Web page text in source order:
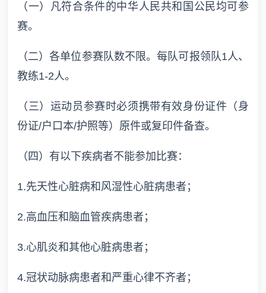
（一）凡符合条件的中华人民共和国公民均可参
赛。
（二）各单位参赛队数不限。每队可报领队1人、
教练1-2人。
（三）运动员参赛时必须携带有效身份证件（身
份证/户口本/护照等）原件或复印件备查。
（四）有以下疾病者不能参加比赛：
1.先天性心脏病和风湿性心脏病患者；
2.高血压和脑血管疾病患者；
3.心肌炎和其他心脏病患者；
4.冠状动脉病患者和严重心律不齐者；